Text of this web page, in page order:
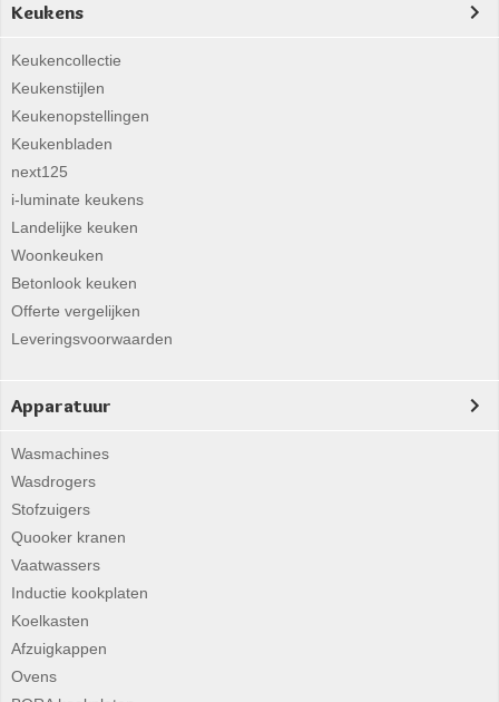
Keukens
Keukencollectie
Keukenstijlen
Keukenopstellingen
Keukenbladen
next125
i-luminate keukens
Landelijke keuken
Woonkeuken
Betonlook keuken
Offerte vergelijken
Leveringsvoorwaarden
Apparatuur
Wasmachines
Wasdrogers
Stofzuigers
Quooker kranen
Vaatwassers
Inductie kookplaten
Koelkasten
Afzuigkappen
Ovens